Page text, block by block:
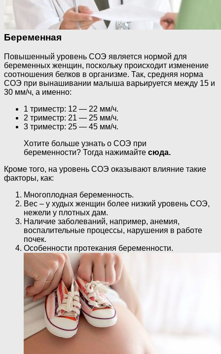
Беременная
Повышенный уровень СОЭ является нормой для
беременных женщин, поскольку происходит изменение
соотношения белков в организме. Так, средняя норма
СОЭ при вынашивании малыша варьируется между 15 и
30 мм/ч, а именно:
1 триместр: 12 — 22 мм/ч.
2 триместр: 21 — 25 мм/ч.
3 триместр: 25 — 45 мм/ч.
Хотите больше узнать о СОЭ при
беременности? Тогда нажимайте сюда.
Кроме того, на уровень СОЭ оказывают влияние такие
факторы, как:
Многоплодная беременность.
Вес – у худых женщин более низкий уровень СОЭ,
нежели у плотных дам.
Наличие заболеваний, например, анемия,
воспалительные процессы, нарушения в работе
почек.
Особенности протекания беременности.